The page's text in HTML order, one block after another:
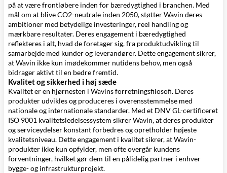
på at være frontløbere inden for bæredygtighed i branchen. Med
mål om at blive CO2-neutrale inden 2050, støtter Wavin deres
ambitioner med betydelige investeringer, reel handling og
mærkbare resultater. Deres engagement i bæredygtighed
reflekteres i alt, hvad de foretager sig, fra produktudvikling til
samarbejde med kunder og leverandører. Dette engagement sikrer,
at Wavin ikke kun imødekommer nutidens behov, men også
bidrager aktivt til en bedre fremtid.
Kvalitet og sikkerhed i høj sæde
Kvalitet er en hjørnesten i Wavins forretningsfilosofi. Deres
produkter udvikles og produceres i overensstemmelse med
nationale og internationale standarder. Med et DNV GL-certificeret
ISO 9001 kvalitetsledelsessystem sikrer Wavin, at deres produkter
og serviceydelser konstant forbedres og opretholder højeste
kvalitetsniveau. Dette engagement i kvalitet sikrer, at Wavin-
produkter ikke kun opfylder, men ofte overgår kundens
forventninger, hvilket gør dem til en pålidelig partner i enhver
bygge- og infrastrukturprojekt.